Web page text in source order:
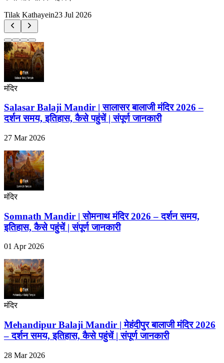
Tilak Kathayein23 Jul 2026
मंदिर
Salasar Balaji Mandir | सालासर बालाजी मंदिर 2026 –
दर्शन समय, इतिहास, कैसे पहुंचें | संपूर्ण जानकारी
27 Mar 2026
मंदिर
Somnath Mandir | सोमनाथ मंदिर 2026 – दर्शन समय,
इतिहास, कैसे पहुंचें | संपूर्ण जानकारी
01 Apr 2026
मंदिर
Mehandipur Balaji Mandir | मेहंदीपुर बालाजी मंदिर 2026
– दर्शन समय, इतिहास, कैसे पहुंचें | संपूर्ण जानकारी
28 Mar 2026